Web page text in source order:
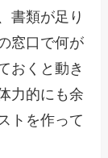
書類が足り
窓口で何が
おくと動き
力的にも余
トを作って